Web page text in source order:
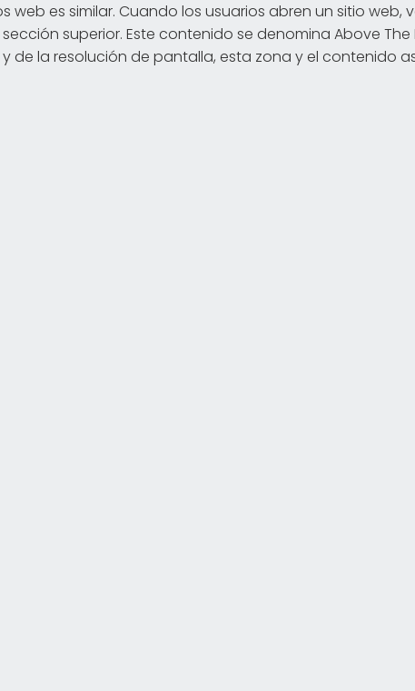
web es similar. Cuando los usuarios abren un sitio web,
superior. Este contenido se denomina Above The
de la resolución de pantalla, esta zona y el contenido